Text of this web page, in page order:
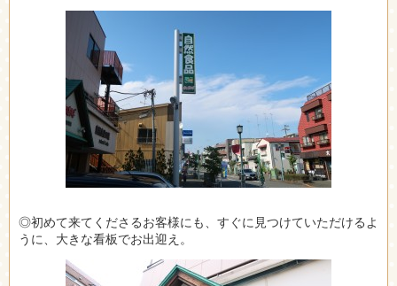
◎初めて来てくださるお客様にも、すぐに見つけていただけるよ
うに、大きな看板でお出迎え。